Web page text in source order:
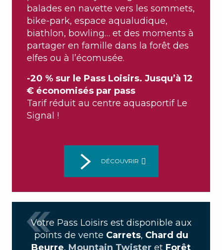
balades en navette vers les sommets,
bike-park, espace aqualudique,
biathlon, bowling… et des moments à
partager en famille dans la forêt des
elfes ou à l’écomusée.
-20 % sur le Pass Loisirs. Jusqu’à 12
€ économisés par pass
Tarif réduit au centre aquasportif Le
Signal !
DÉCOUVRIR
Votre Pass Loisirs est disponible aux
points de vente Carrets, Chard du
Beurre, Mountain Twister et Forêt